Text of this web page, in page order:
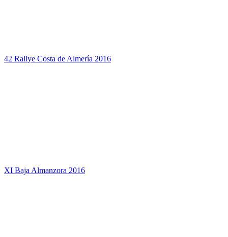
42 Rallye Costa de Almería 2016
XI Baja Almanzora 2016